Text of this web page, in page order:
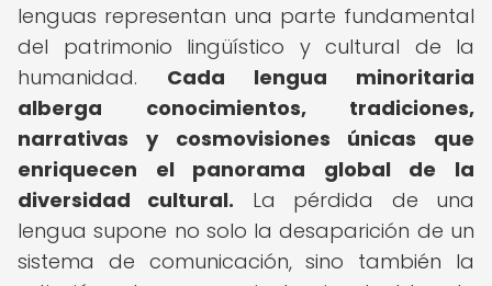
lenguas representan una parte fundamental
del patrimonio lingüístico y cultural de la
humanidad. Cada lengua minoritaria
alberga conocimientos, tradiciones,
narrativas y cosmovisiones únicas que
enriquecen el panorama global de la
diversidad cultural. La pérdida de una
lengua supone no solo la desaparición de un
sistema de comunicación, sino también la